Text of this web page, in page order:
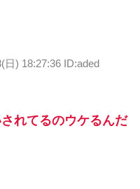
日) 18:27:36 ID:aded
れてるのウケるんだ